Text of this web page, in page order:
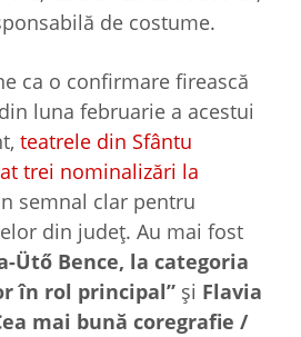
de costume.
ca o confirmare firească
luna februarie a acestui
teatrele din Sfântu
trei nominalizări la
semnal clar pentru
din județ. Au mai fost
Ütő Bence, la categoria
în rol principal” și Flavia
mai bună coregrafie /